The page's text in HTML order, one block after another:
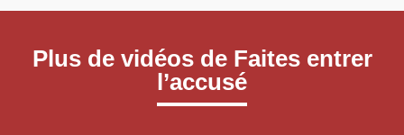
Plus de vidéos de Faites entrer
l’accusé